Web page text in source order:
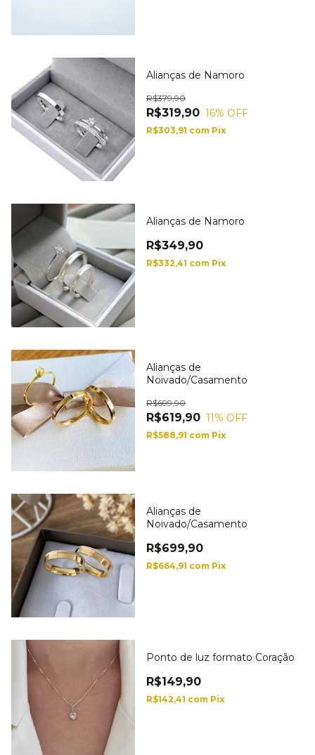
Alianças de Namoro
R$319,90
R$379,90
16% OFF
R$303,91 com Pix
Alianças de Namoro
R$349,90
R$332,41 com Pix
Alianças de
Noivado/Casamento
R$619,90
R$699,90
11% OFF
R$588,91 com Pix
Alianças de
Noivado/Casamento
R$699,90
R$664,91 com Pix
Ponto de luz formato Coração
R$149,90
R$142,41 com Pix